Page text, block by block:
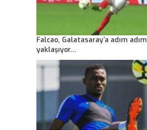
Falcao, Galatasaray’a adım adım
yaklaşıyor…